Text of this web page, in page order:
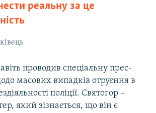
реальну за це
проводив спеціальну прес-
масових випадків отруєння в
поліції. Святогор –
який зізнається, що він є